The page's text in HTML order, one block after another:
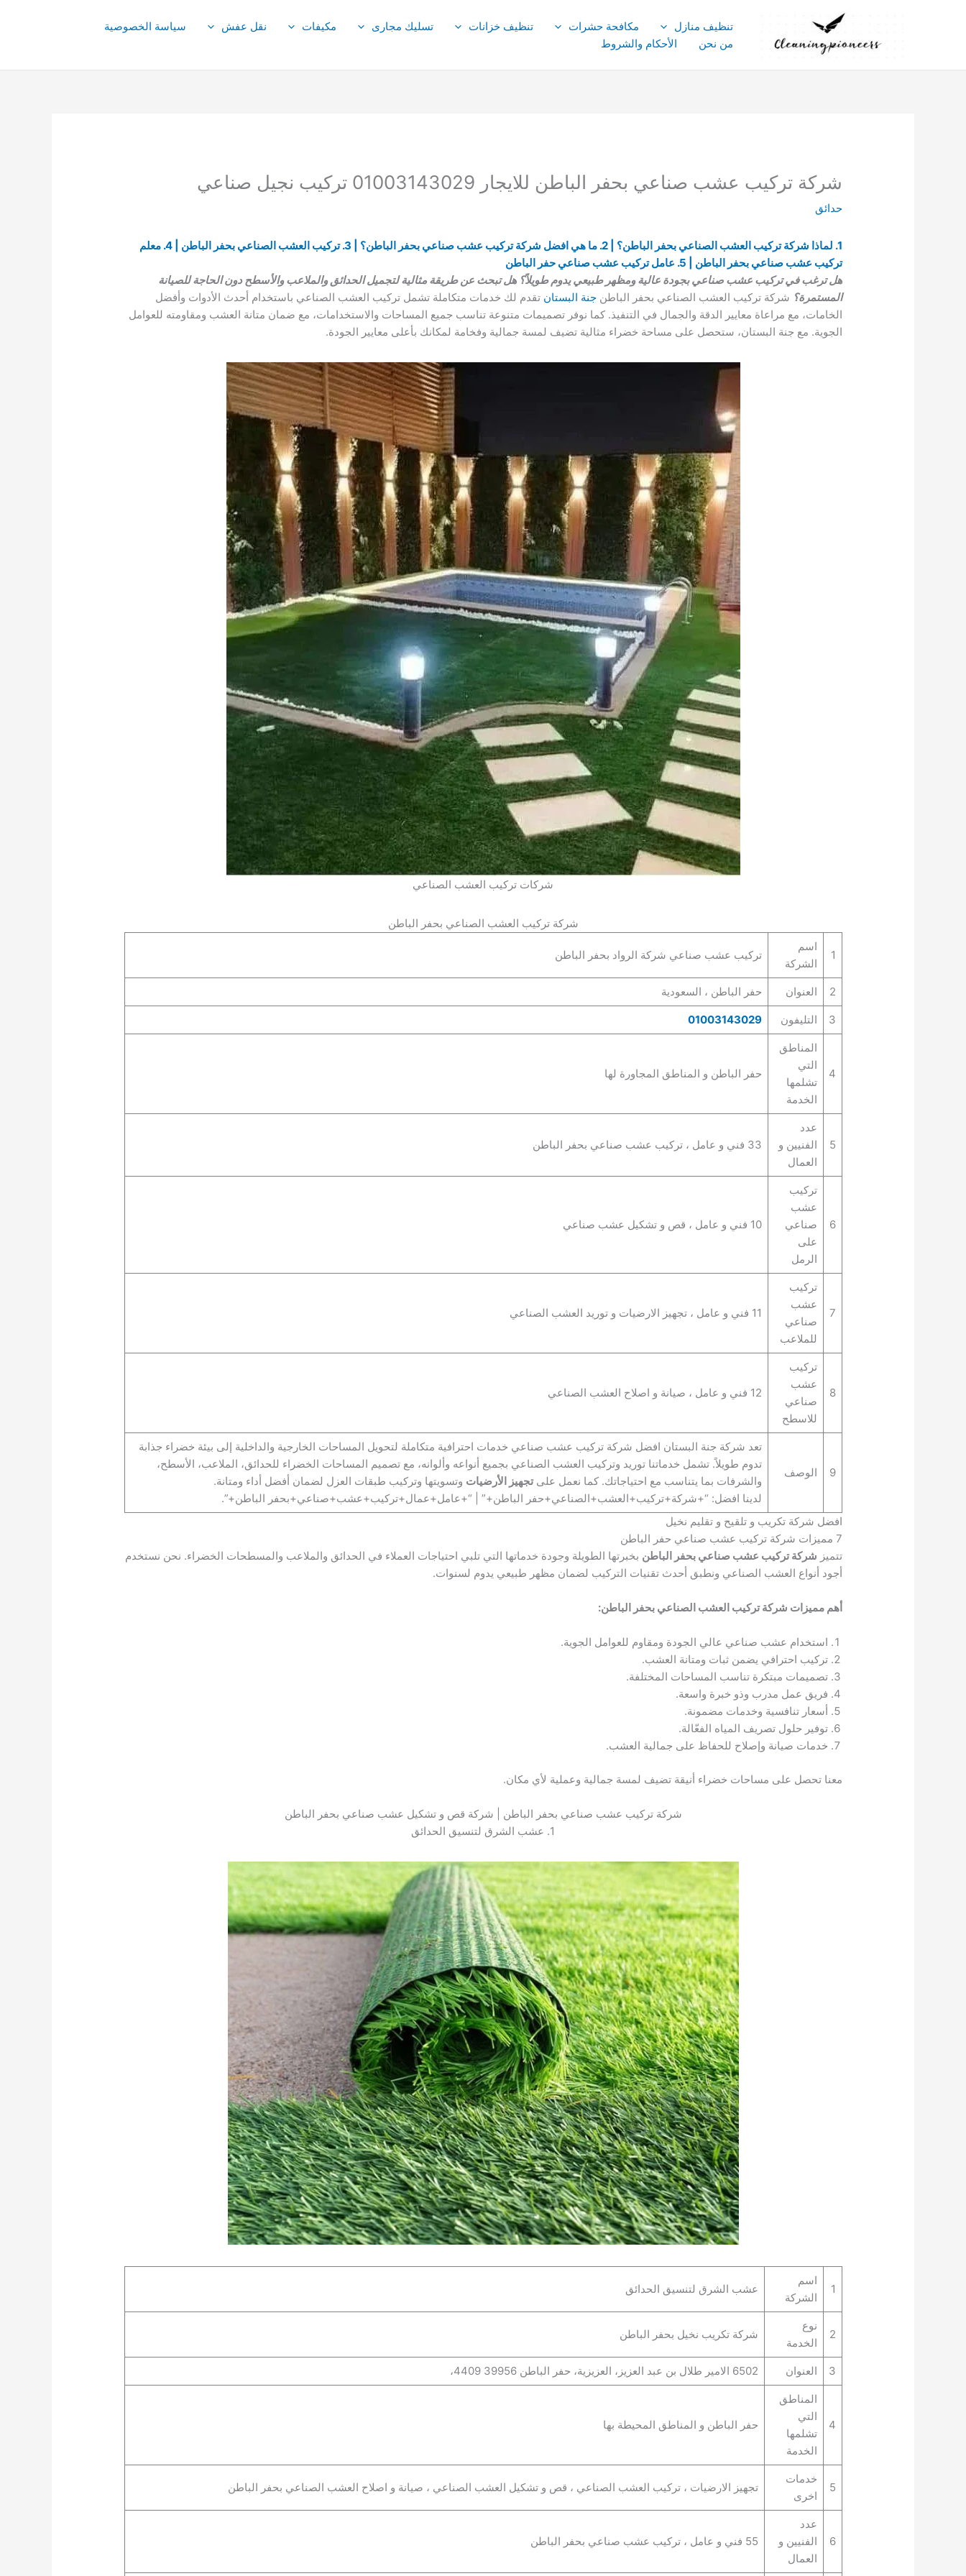
تنظيف منازل مكافحة حشرات تنظيف خزانات تسليك مجارى مكيفات نقل عفش
سياسة الخصوصية
من نحن
الأحكام والشروط
شركة تركيب عشب صناعي بحفر الباطن للايجار 01003143029 تركيب نجيل صناعي
حدائق
1. لماذا شركة تركيب العشب الصناعي بحفر الباطن؟ | 2. ما هي افضل شركة تركيب عشب صناعي بحفر الباطن؟ | 3. تركيب العشب الصناعي بحفر الباطن | 4. معلم
تركيب عشب صناعي بحفر الباطن | 5. عامل تركيب عشب صناعي حفر الباطن
هل ترغب في تركيب عشب صناعي بجودة عالية ومظهر طبيعي يدوم طويلاً؟ هل تبحث عن طريقة مثالية لتجميل الحدائق والملاعب والأسطح دون الحاجة للصيانة
المستمرة؟ شركة تركيب العشب الصناعي بحفر الباطنجنة البستان تقدم لك خدمات متكاملة تشمل تركيب العشب الصناعي باستخدام أحدث الأدوات وأفضل
الخامات، مع مراعاة معايير الدقة والجمال في التنفيذ. كما نوفر تصميمات متنوعة تناسب جميع المساحات والاستخدامات، مع ضمان متانة العشب ومقاومته للعوامل
الجوية. مع جنة البستان، ستحصل على مساحة خضراء مثالية تضيف لمسة جمالية وفخامة لمكانك بأعلى معايير الجودة.
شركات تركيب العشب الصناعي
شركة تركيب العشب الصناعي بحفر الباطن
1
اسم
الشركة
تركيب عشب صناعي شركة الرواد بحفر الباطن
2 العنوان حفر الباطن ، السعودية
3 التليفون 01003143029
4
المناطق
التي
تشلمها
الخدمة
حفر الباطن و المناطق المجاورة لها
5
عدد
الفنيين و
العمال
33 فني و عامل ، تركيب عشب صناعي بحفر الباطن
6
تركيب
عشب
صناعي
على
الرمل
10 فني و عامل ، قص و تشكيل عشب صناعي
7
تركيب
عشب
صناعي
للملاعب
11 فني و عامل ، تجهيز الارضيات و توريد العشب الصناعي
8
تركيب
عشب
صناعي
للاسطح
12 فني و عامل ، صيانة و اصلاح العشب الصناعي
9 الوصف
تعد شركة جنة البستان افضل شركة تركيب عشب صناعي خدمات احترافية متكاملة لتحويل المساحات الخارجية والداخلية إلى بيئة خضراء جذابة
تدوم طويلاً. تشمل خدماتنا توريد وتركيب العشب الصناعي بجميع أنواعه وألوانه، مع تصميم المساحات الخضراء للحدائق، الملاعب، الأسطح،
والشرفات بما يتناسب مع احتياجاتك. كما نعمل علىتجهيز الأرضيات وتسويتها وتركيب طبقات العزل لضمان أفضل أداء ومتانة.
لدينا افضل: “+شركة+تركيب+العشب+الصناعي+حفر الباطن+” | “+عامل+عمال+تركيب+عشب+صناعي+بحفر الباطن+”.
افضل شركة تكريب و تلقيح و تقليم نخيل
7 مميزات شركة تركيب عشب صناعي حفر الباطن
تتميز شركة تركيب عشب صناعي بحفر الباطن بخبرتها الطويلة وجودة خدماتها التي تلبي احتياجات العملاء في الحدائق والملاعب والمسطحات الخضراء. نحن نستخدم
أجود أنواع العشب الصناعي ونطبق أحدث تقنيات التركيب لضمان مظهر طبيعي يدوم لسنوات.
أهم مميزات شركة تركيب العشب الصناعي بحفر الباطن:
استخدام عشب صناعي عالي الجودة ومقاوم للعوامل الجوية.
تركيب احترافي يضمن ثبات ومتانة العشب.
تصميمات مبتكرة تناسب المساحات المختلفة.
فريق عمل مدرب وذو خبرة واسعة.
أسعار تنافسية وخدمات مضمونة.
توفير حلول تصريف المياه الفعّالة.
خدمات صيانة وإصلاح للحفاظ على جمالية العشب.
معنا تحصل على مساحات خضراء أنيقة تضيف لمسة جمالية وعملية لأي مكان.
شركة تركيب عشب صناعي بحفر الباطن | شركة قص و تشكيل عشب صناعي بحفر الباطن
1. عشب الشرق لتنسيق الحدائق
1
اسم
الشركة
عشب الشرق لتنسيق الحدائق
2
نوع
الخدمة
شركة تكريب نخيل بحفر الباطن
3 العنوان 6502 الامير طلال بن عبد العزيز، العزيزية، حفر الباطن 39956 4409،
4
المناطق
التي
تشلمها
الخدمة
حفر الباطن و المناطق المحيطة بها
5
خدمات
اخرى
تجهيز الارضيات ، تركيب العشب الصناعي ، قص و تشكيل العشب الصناعي ، صيانة و اصلاح العشب الصناعي بحفر الباطن
6
عدد
الفنيين و
العمال
55 فني و عامل ، تركيب عشب صناعي بحفر الباطن